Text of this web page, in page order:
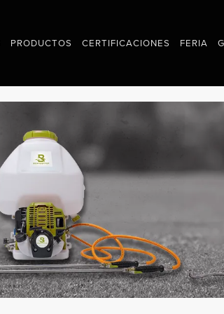
PRODUCTOS CERTIFICACIONES FERIA